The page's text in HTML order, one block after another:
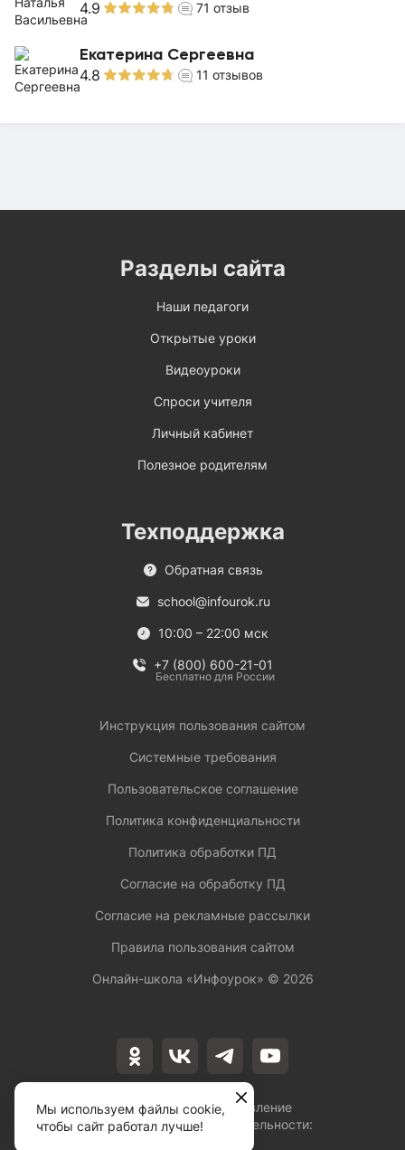
4.9 71 отзыв
Екатерина Сергеевна
4.8 11 отзывов
Лицензия на осуществление
образовательной деятельности:
Разделы сайта
Наши педагоги
Открытые уроки
Видеоуроки
Спроси учителя
Личный кабинет
Полезное родителям
Техподдержка
Обратная связь
school@infourok.ru
10:00 – 22:00 мск
+7 (800) 600-21-01
Бесплатно для России
Инструкция пользования сайтом
Системные требования
Пользовательское соглашение
Политика конфиденциальности
Политика обработки ПД
Согласие на обработку ПД
Согласие на рекламные рассылки
Правила пользования сайтом
Онлайн-школа «Инфоурок» © 2026
Мы используем файлы cookie,
чтобы сайт работал лучше!